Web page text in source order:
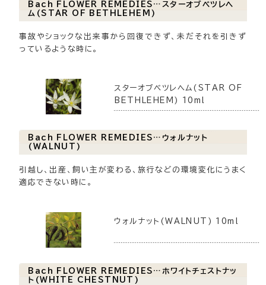
Bach FLOWER REMEDIES…スターオブベツレヘ
ム(STAR OF BETHLEHEM)
事故やショックな出来事から回復できず、未だそれを引きず
っているような時に。
スターオブベツレヘム(STAR OF
BETHLEHEM) 10ml
Bach FLOWER REMEDIES…ウォルナット
(WALNUT)
引越し、出産、飼い主が変わる、旅行などの環境変化にうまく
適応できない時に。
ウォルナット(WALNUT) 10ml
Bach FLOWER REMEDIES…ホワイトチェストナッ
ト(WHITE CHESTNUT)